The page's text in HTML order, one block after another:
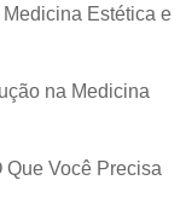
Estética e
na Medicina
Você Precisa